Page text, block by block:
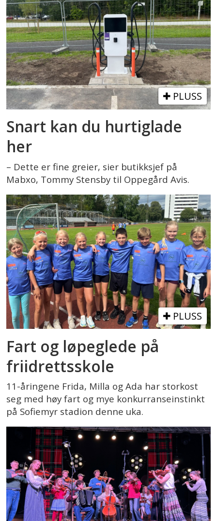
PLUSS
Snart kan du hurtiglade
her
– Dette er fine greier, sier butikksjef på
Mabxo, Tommy Stensby til Oppegård Avis.
PLUSS
Fart og løpeglede på
friidrettsskole
11-åringene Frida, Milla og Ada har storkost
seg med høy fart og mye konkurranseinstinkt
på Sofiemyr stadion denne uka.